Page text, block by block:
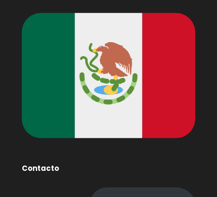
Contacto